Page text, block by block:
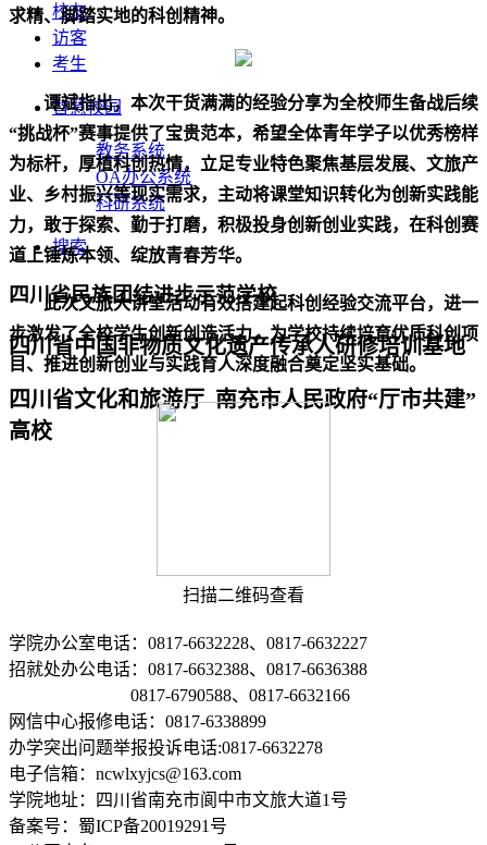
校友
访客
考生
智慧校园
教务系统
OA办公系统
科研系统
搜索
四川省民族团结进步示范学校
四川省中国非物质文化遗产传承人研修培训基地
四川省文化和旅游厅 南充市人民政府“厅市共建”
高校
求精、脚踏实地的科创精神。
谭斌指出，本次干货满满的经验分享为全校师生备战后续
“挑战杯”赛事提供了宝贵范本，希望全体青年学子以优秀榜样
为标杆，厚植科创热情，立足专业特色聚焦基层发展、文旅产
业、乡村振兴等现实需求，主动将课堂知识转化为创新实践能
力，敢于探索、勤于打磨，积极投身创新创业实践，在科创赛
道上锤炼本领、绽放青春芳华。
此次文旅大讲堂活动有效搭建起科创经验交流平台，进一
步激发了全校学生创新创造活力，为学校持续培育优质科创项
目、推进创新创业与实践育人深度融合奠定坚实基础。
扫描二维码查看
学院办公室电话：0817-6632228、0817-6632227
招就处办公电话：0817-6632388、0817-6636388
0817-6790588、0817-6632166
网信中心报修电话：0817-6338899
办学突出问题举报投诉电话:0817-6632278
电子信箱：ncwlxyjcs@163.com
学院地址：四川省南充市阆中市文旅大道1号
备案号：蜀ICP备20019291号